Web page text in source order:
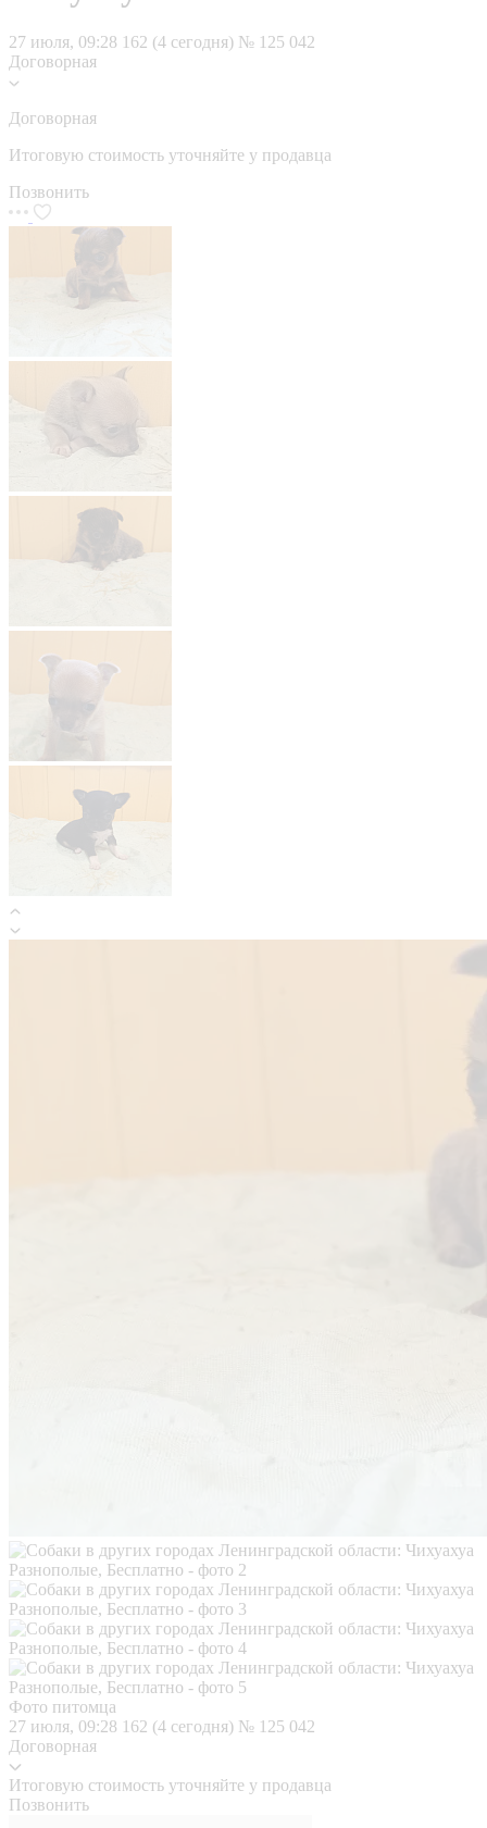
27 июля, 09:28 162 (4 сегодня) № 125 042
Договорная
Договорная
Итоговую стоимость уточняйте у продавца
Позвонить
Фото питомца
27 июля, 09:28 162 (4 сегодня) № 125 042
Договорная
Итоговую стоимость уточняйте у продавца
Позвонить